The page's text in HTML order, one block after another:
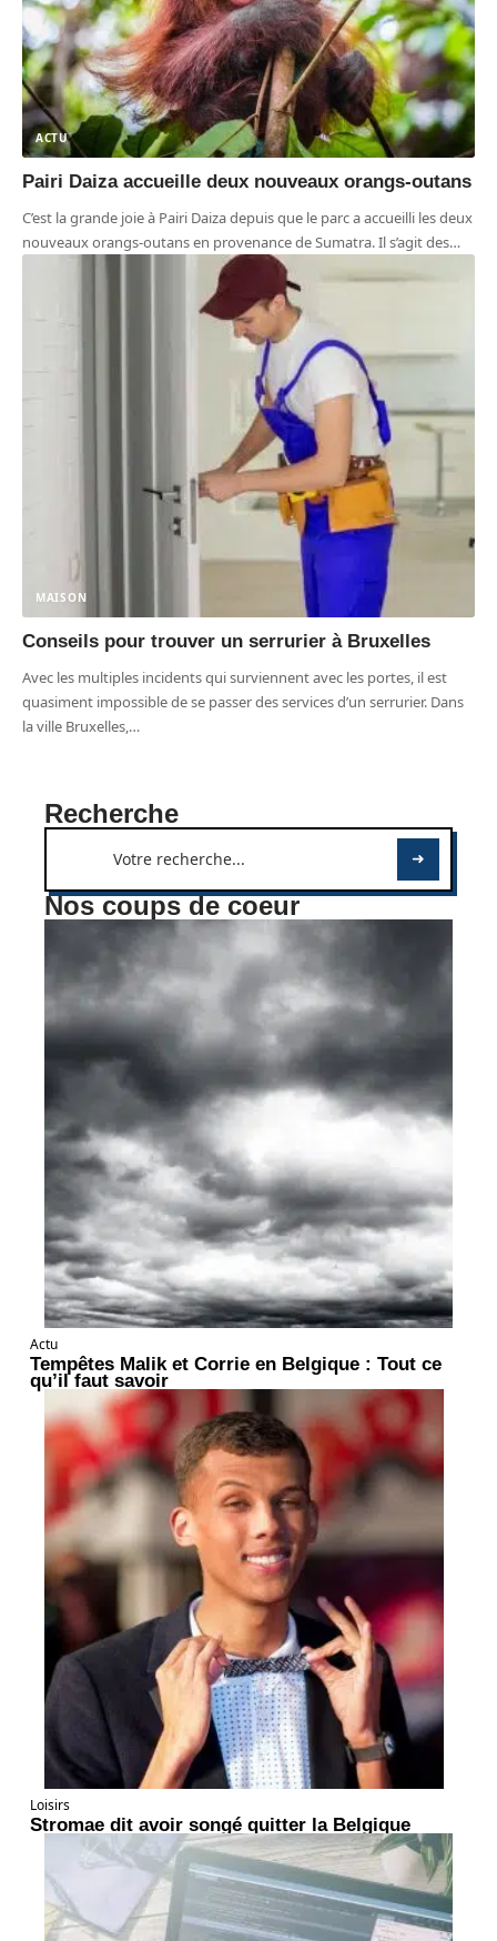
ACTU
Pairi Daiza accueille deux nouveaux orangs-outans
C’est la grande joie à Pairi Daiza depuis que le parc a accueilli les deux
nouveaux orangs-outans en provenance de Sumatra. Il s’agit des…
MAISON
Conseils pour trouver un serrurier à Bruxelles
Avec les multiples incidents qui surviennent avec les portes, il est
quasiment impossible de se passer des services d’un serrurier. Dans
la ville Bruxelles,…
Recherche
Nos coups de coeur
Actu
Tempêtes Malik et Corrie en Belgique : Tout ce
qu’il faut savoir
Loisirs
Stromae dit avoir songé quitter la Belgique